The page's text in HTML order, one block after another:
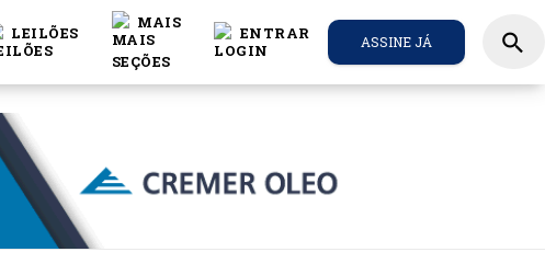
LEILÕES
MAIS
ENTRAR ASSINE JÁ search